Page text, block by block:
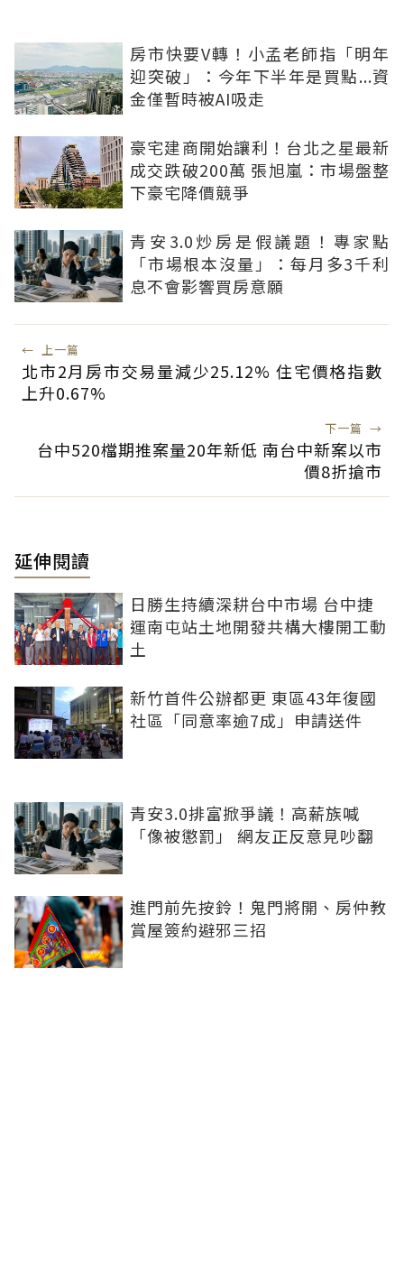
房市快要V轉！小孟老師指「明年
迎突破」：今年下半年是買點...資
金僅暫時被AI吸走
豪宅建商開始讓利！台北之星最新
成交跌破200萬 張旭嵐：市場盤整
下豪宅降價競爭
青安3.0炒房是假議題！專家點
「市場根本沒量」：每月多3千利
息不會影響買房意願
← 上一篇
北市2月房市交易量減少25.12% 住宅價格指數
上升0.67%
下一篇 →
台中520檔期推案量20年新低 南台中新案以市
價8折搶市
延伸閱讀
日勝生持續深耕台中市場 台中捷
運南屯站土地開發共構大樓開工動
土
新竹首件公辦都更 東區43年復國
社區「同意率逾7成」申請送件
青安3.0排富掀爭議！高薪族喊
「像被懲罰」 網友正反意見吵翻
進門前先按鈴！鬼門將開、房仲教
賞屋簽約避邪三招